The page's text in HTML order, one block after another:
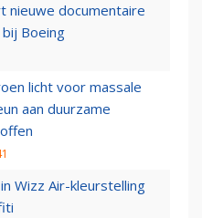
nieuwe documentaire
Boeing
licht voor massale
aan duurzame
Wizz Air-kleurstelling